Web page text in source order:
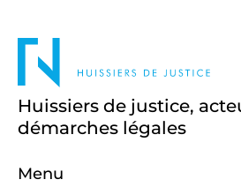
Huissiers de justice,
démarches légales
Menu